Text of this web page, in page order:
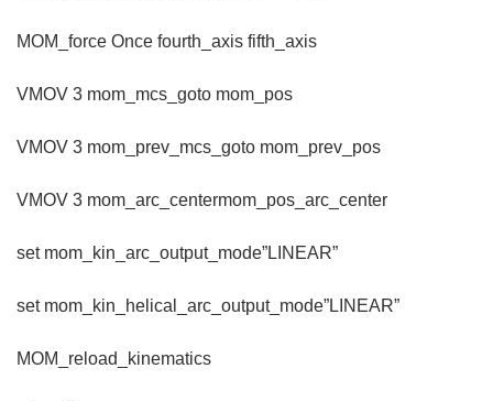
MOM_force Once fourth_axis fifth_axis
VMOV 3 mom_mcs_goto mom_pos
VMOV 3 mom_prev_mcs_goto mom_prev_pos
VMOV 3 mom_arc_centermom_pos_arc_center
set mom_kin_arc_output_mode”LINEAR”
set mom_kin_helical_arc_output_mode”LINEAR”
MOM_reload_kinematics